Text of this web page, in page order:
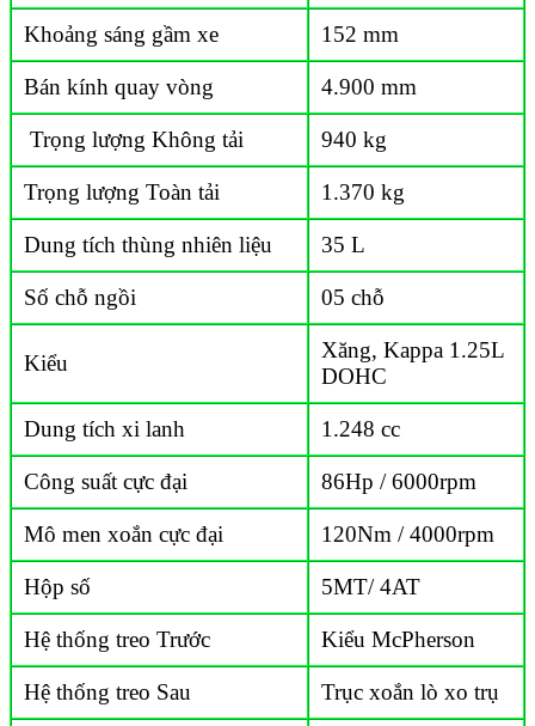
Khoảng sáng gầm xe 152 mm
Bán kính quay vòng 4.900 mm
Trọng lượng Không tải 940 kg
Trọng lượng Toàn tải 1.370 kg
Dung tích thùng nhiên liệu 35 L
Số chỗ ngồi 05 chỗ
Kiểu
Xăng, Kappa 1.25L
DOHC
Dung tích xi lanh 1.248 cc
Công suất cực đại 86Hp / 6000rpm
Mô men xoắn cực đại 120Nm / 4000rpm
Hộp số 5MT/ 4AT
Hệ thống treo Trước Kiểu McPherson
Hệ thống treo Sau Trục xoắn lò xo trụ